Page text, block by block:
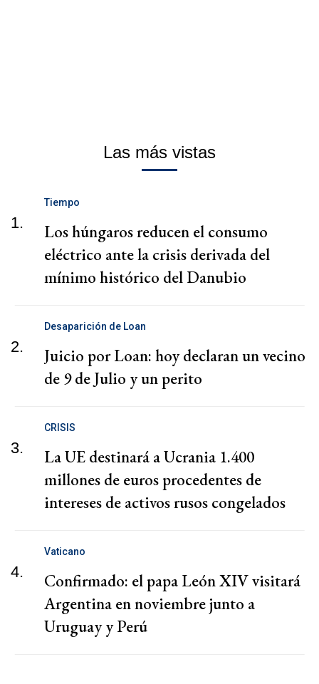
Las más vistas
1.
Tiempo
Los húngaros reducen el consumo
eléctrico ante la crisis derivada del
mínimo histórico del Danubio
2.
Desaparición de Loan
Juicio por Loan: hoy declaran un vecino
de 9 de Julio y un perito
3.
CRISIS
La UE destinará a Ucrania 1.400
millones de euros procedentes de
intereses de activos rusos congelados
4.
Vaticano
Confirmado: el papa León XIV visitará
Argentina en noviembre junto a
Uruguay y Perú